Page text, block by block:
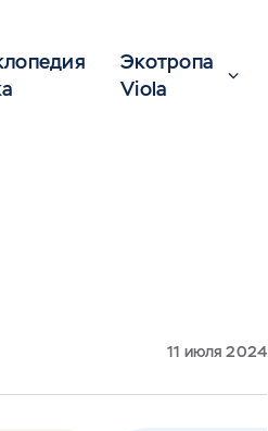
Экотропа
Viola
11 июля 2024